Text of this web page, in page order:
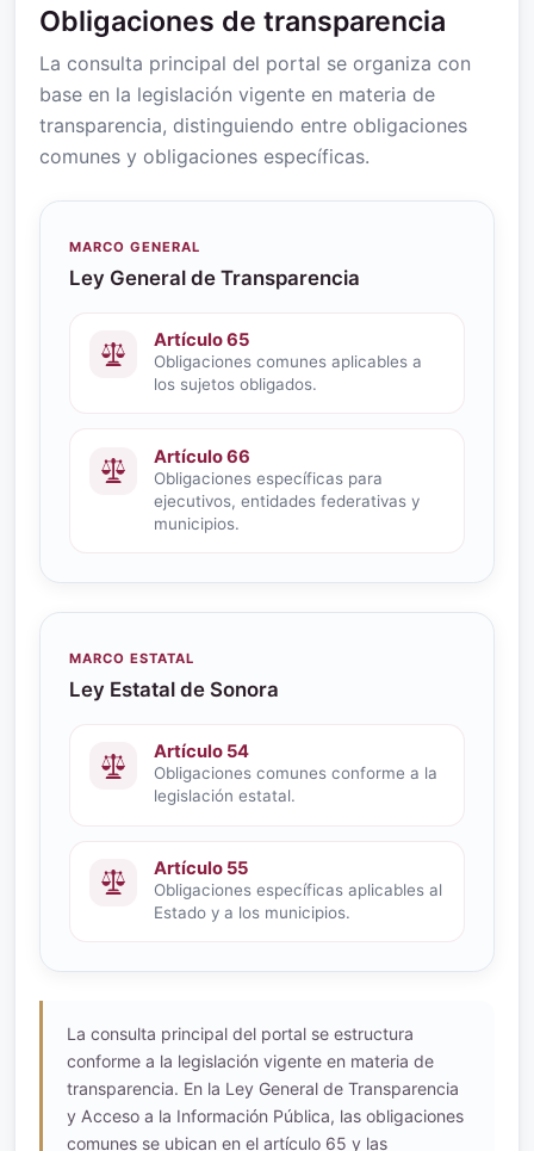
Obligaciones de transparencia
La consulta principal del portal se organiza con
base en la legislación vigente en materia de
transparencia, distinguiendo entre obligaciones
comunes y obligaciones específicas.
MARCO GENERAL
Ley General de Transparencia
Artículo 65
Obligaciones comunes aplicables a
los sujetos obligados.
Artículo 66
Obligaciones específicas para
ejecutivos, entidades federativas y
municipios.
MARCO ESTATAL
Ley Estatal de Sonora
Artículo 54
Obligaciones comunes conforme a la
legislación estatal.
Artículo 55
Obligaciones específicas aplicables al
Estado y a los municipios.
La consulta principal del portal se estructura
conforme a la legislación vigente en materia de
transparencia. En la Ley General de Transparencia
y Acceso a la Información Pública, las obligaciones
comunes se ubican en el artículo 65 y las